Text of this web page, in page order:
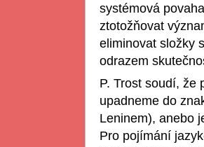
systémová
ztotožňovat
eliminovat složky
odrazem
P. Trost soudí, že
upadneme do
Leninem), anebo
Pro pojímání